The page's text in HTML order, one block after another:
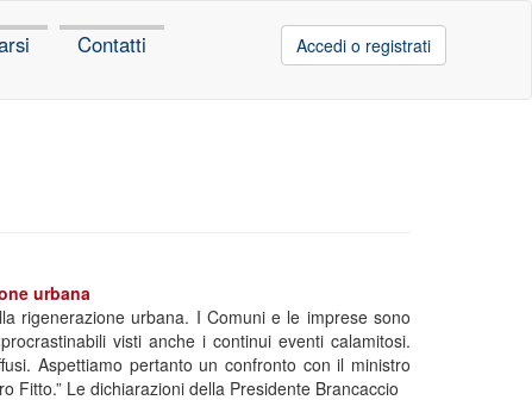
Contatti Accedi o registrati
urbana
rigenerazione urbana. I Comuni e le imprese sono
visti anche i continui eventi calamitosi.
Aspettiamo pertanto un confronto con il ministro
Fitto.” Le dichiarazioni della Presidente Brancaccio